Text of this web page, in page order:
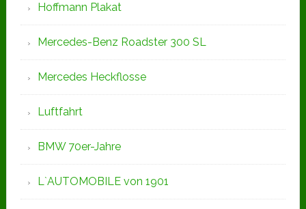
Hoffmann Plakat
Mercedes-Benz Roadster 300 SL
Mercedes Heckflosse
Luftfahrt
BMW 70er-Jahre
L`AUTOMOBILE von 1901